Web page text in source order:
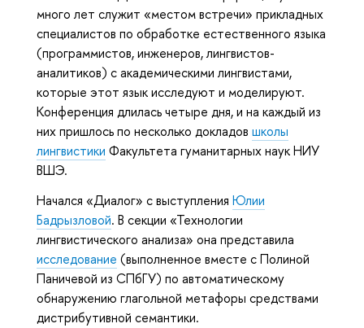
много лет служит «местом встречи» прикладных
специалистов по обработке естественного языка
(программистов, инженеров, лингвистов-
аналитиков) с академическими лингвистами,
которые этот язык исследуют и моделируют.
Конференция длилась четыре дня, и на каждый из
них пришлось по несколько докладов школы
лингвистики Факультета гуманитарных наук НИУ
ВШЭ.
Начался «Диалог» с выступления Юлии
Бадрызловой. В секции «Технологии
лингвистического анализа» она представила
исследование (выполненное вместе с Полиной
Паничевой из СПбГУ) по автоматическому
обнаружению глагольной метафоры средствами
дистрибутивной семантики.